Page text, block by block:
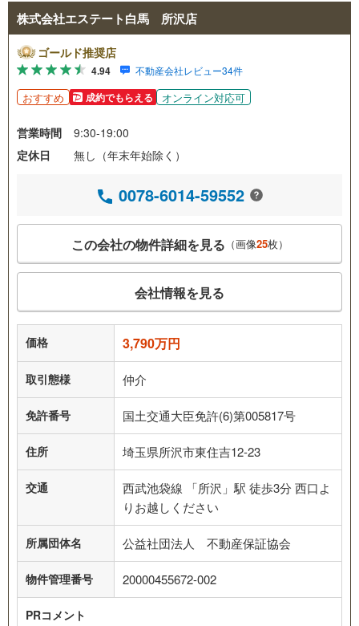
株式会社エステート白馬 所沢店
ゴールド推奨店
4.94 不動産会社レビュー34件
おすすめ 成約でもらえる オンライン対応可
営業時間
9:30-19:00
定休日
無し（年末年始除く）
0078-6014-59552
この会社の物件詳細を見る （画像25枚）
会社情報を見る
価格 3,790万円
取引態様 仲介
免許番号 国土交通大臣免許(6)第005817号
住所 埼玉県所沢市東住吉12-23
交通
西武池袋線 「所沢」駅 徒歩3分 西口よ
りお越しください
所属団体名 公益社団法人 不動産保証協会
物件管理番号 20000455672-002
PRコメント